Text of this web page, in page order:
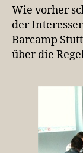
Wie vorher
der
Barcamp
über die